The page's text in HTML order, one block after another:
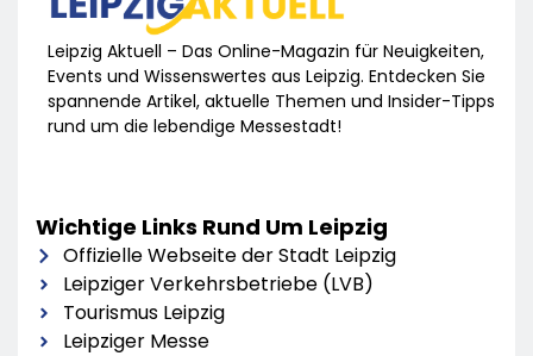
Leipzig Aktuell – Das Online-Magazin für Neuigkeiten,
Events und Wissenswertes aus Leipzig. Entdecken Sie
spannende Artikel, aktuelle Themen und Insider-Tipps
rund um die lebendige Messestadt!
Wichtige Links Rund Um Leipzig
Offizielle Webseite der Stadt Leipzig
Leipziger Verkehrsbetriebe (LVB)
Tourismus Leipzig
Leipziger Messe